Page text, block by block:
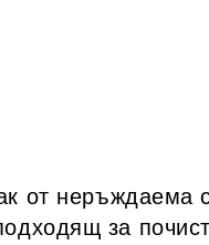
от неръждаема
за